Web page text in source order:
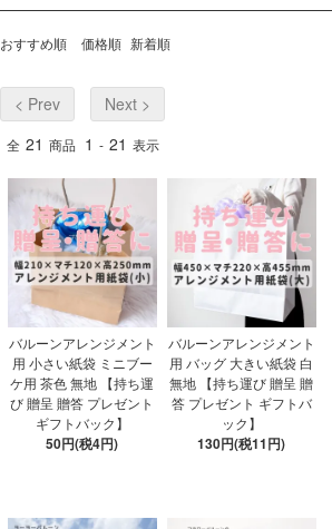
おすすめ順 価格順 新着順
< Prev Next >
全 21 商品 1 - 21 表示
バルーンアレンジメント
用 小さい紙袋 ミニブー
ケ用 茶色 無地 【持ち運
び 贈呈 贈答 プレゼント
ギフトバック】
50円(税4円)
バルーンアレンジメント
用 バッグ 大きい紙袋 白
無地 【持ち運び 贈呈 贈
答 プレゼント ギフトバ
ック】
130円(税11円)